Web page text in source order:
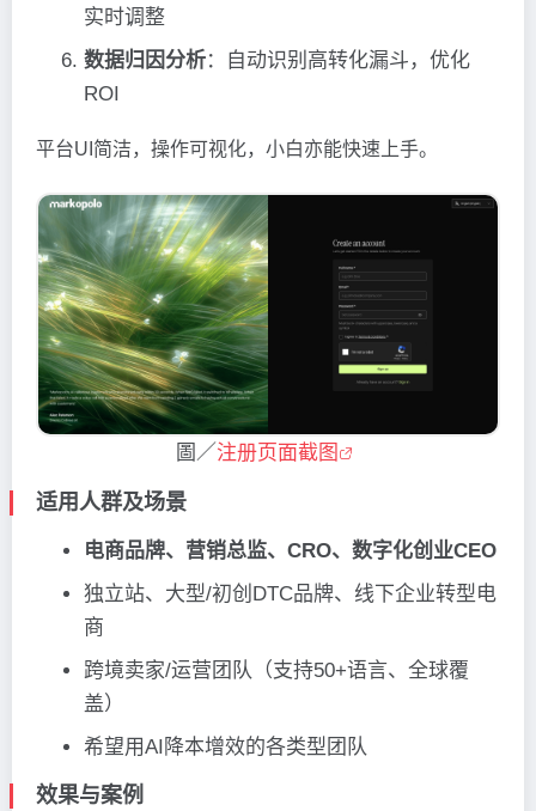
实时调整
数据归因分析：自动识别高转化漏斗，优化
ROI
平台UI简洁，操作可视化，小白亦能快速上手。
圖／注册页面截图
适用人群及场景
电商品牌、营销总监、CRO、数字化创业CEO
独立站、大型/初创DTC品牌、线下企业转型电
商
跨境卖家/运营团队（支持50+语言、全球覆
盖）
希望用AI降本增效的各类型团队
效果与案例